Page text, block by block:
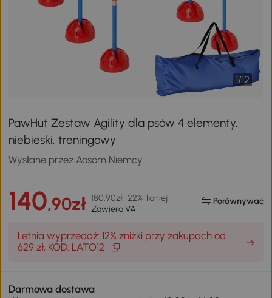
1/12
PawHut Zestaw Agility dla psów 4 elementy,
niebieski, treningowy
Wysłane przez Aosom Niemcy
140,90zł 180,90zł 22% Taniej
Zawiera VAT
Porównywać
Letnia wyprzedaż: 12% zniżki przy zakupach od
629 zł, KOD: LATO12
Darmowa dostawa